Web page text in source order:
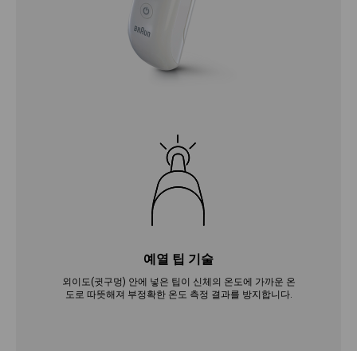
예열 팁 기술
외이도(귓구멍) 안에 넣은 팁이 신체의 온도에 가까운 온
도로 따뜻해져 부정확한 온도 측정 결과를 방지합니다.